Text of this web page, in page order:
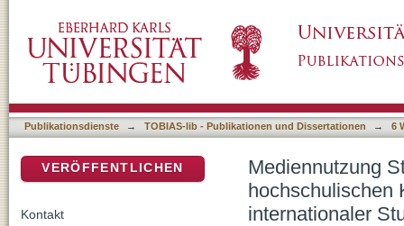
Systematisches Review nationaler und
Publikationsdienste → TOBIAS-lib - Publikationen und Dissertationen → 6
Mediennutzung
hochschulischen
internationaler
VERÖFFENTLICHEN
Kontakt